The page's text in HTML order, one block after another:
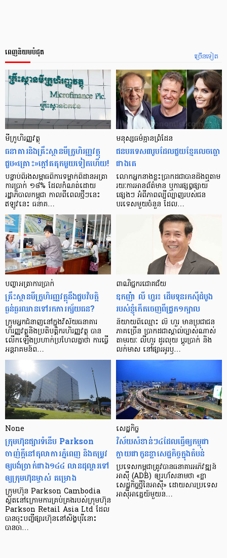
ច្រើនទៀត
ពេញនិយមបំផុត
មីក្រូ​ហិរញ្ញវត្ថុ
ធនាគារ​និង​គ្រឹះស្ថាន​មីក្រូ​ហិរញ្ញវត្ថុ​
ជួប«គ្រោះ»ក្តៅ​គគុក​មួយ​ទៀត​ហើយ!
បន្ទាប់​ពី​រង​សម្ពាធ​​ពី​ការ​ទម្លាក់​ពិដាន​អត្រា​
ការ​ប្រាក់ ១៨​% ដែល​កំណត់​ដោយ​
រដ្ឋាភិបាល​កម្ពុជា កាល​ពី​ពេល​ថ្មីៗ​នេះ
ឥឡូវ​នេះ ធនាគ…
មនុស្ស​ធម៌​គ្មាន​ព្រំដែន
ជន​បរទេស​៣​រូប​ដែល​ជួយ​ខ្មែរ​លេច​ធ្លោ​
ជាង​គេ
លោកអ្នក​នាង​ខ្លះ​ប្រាកដ​ជា​បាន​​ដឹង​ឮ​តាម​
រយៈ​ការ​អាន​ព័ត៌មាន ឬ​ការ​ផ្សព្វផ្សាយ​
ផ្សេងៗ អំពី​ភាព​ល្បីល្បាញ​របស់​ជន​
បរទេស​មួយ​ចំនួន ដែល…
បញ្ហា​អត្រា​ការប្រាក់
គ្រឹះស្ថាន​មីក្រូ​ហិរញ្ញវត្ថុ​នឹង​ជួប​វិបត្តិ​
ធ្ងន់ធ្ងរ​ឈាន​ទៅ​រក​ការ​ក្ស័យធន?
ក្រុម​អ្នក​ជំនាញ​នៅ​ក្នុង​វិស័យ​ធនាគារ
ហិរញ្ញវត្ថុ​និង​ប្រតិបត្តិករ​ហិរញ្ញ​វត្ថុ បាន​​
លើក​ឡើង​ប្រហាក់​ប្រហែល​គ្នា​ថា ការ​ធ្វើ​
អន្តរាគមន៍​ព…
ពាណិជ្ជករជោគជ័យ
ឧកញ៉ា លី ហួរ៖ ដើមទុនរកស៊ីដំបូង
របស់ខ្ញុំកើតចេញពីជ្រូក១ក្បាល
និយាយ​ពី​ឈ្មោះ លី ហួរ មាន​ប្រជាជន​
ភាគ​ច្រើន ប្រាកដ​ជា​ស្គាល់​ច្បាស់​ណាស់
តាមរយៈ លីហួរ ដូរ​លុយ ប្តូរ​បា្រក់ និង​
លក់​មាស នៅ​ផ្សារ​អូរ​ឫ…
None
ក្រុមហ៊ុនផ្សារទំនើប Parkson
ចាញ់ក្ដីនៅតុលាការភ្នំពេញ និងតម្រូវ
ឲ្យបង់ប្រាក់ជាង១៤៤ លានដុល្លារទៅ
ឲ្យក្រុមហ៊ុនម្ចាស់ គម្រោង
ក្រុមហ៊ុន Parkson Cambodia
ស្ថិតនៅក្រោមការគ្រប់គ្រងរបស់ក្រុមហ៊ុន
Parkson Retail Asia Ltd ដែល
បានចុះបញ្ចីផ្សារហ៊ុននៅសិង្ហបុរីនោះ
បានចា…
សេដ្ឋកិច្ច​
វិស័យ​សំខាន់ៗ​៤​ដែល​ធ្វើ​ឲ្យ​កម្ពុជា​
ក្លាយ​ជា​កូន​ខ្លា​សេដ្ឋកិច្ច​ក្នុង​តំបន់
ប្រទេស​កម្ពុជា​ត្រូវ​បាន​ធនាគារ​អភិវឌ្ឍន៍​
អាស៊ី (ADB) ឲ្យ​រហ័ស​នាមថា «ខ្លា​
សេដ្ឋកិច្ច​ថ្មី​នៃ​អាស៊ី» ដោយសារ​ប្រទេស​
អាស៊ី​អាគ្នេយ៍​មួយ​ន…